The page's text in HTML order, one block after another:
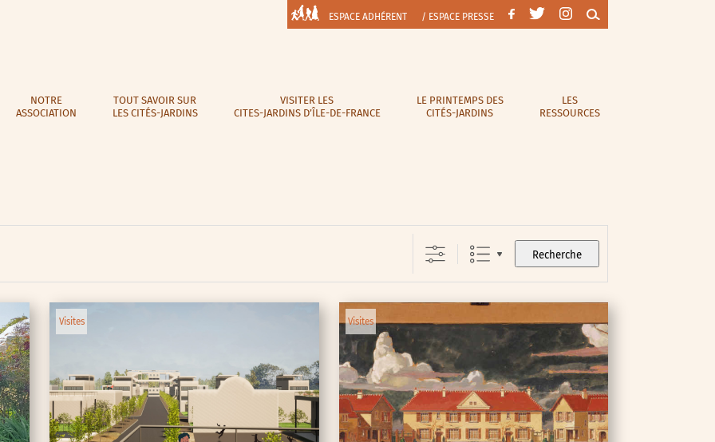
ESPACE ADHÉRENT / ESPACE PRESSE
NOTRE
ASSOCIATION
TOUT SAVOIR SUR
LES CITÉS-JARDINS
VISITER LES
CITES-JARDINS D’ÎLE-DE-FRANCE
LE PRINTEMPS DES
CITÉS-JARDINS
LES
RESSOURCES
Recherche
Visites Visites